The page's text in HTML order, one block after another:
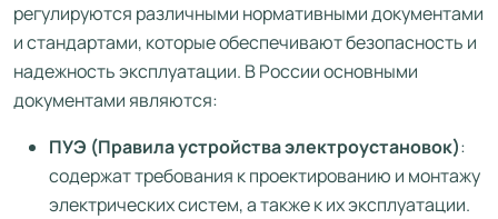
регулируются различными нормативными документами
и стандартами, которые обеспечивают безопасность и
надежность эксплуатации. В России основными
документами являются:
ПУЭ (Правила устройства электроустановок):
содержат требования к проектированию и монтажу
электрических систем, а также к их эксплуатации.